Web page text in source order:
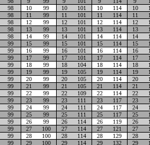
98 10 99 10 101 10 114 10
98 11 99 11 101 11 114 11
98 12 99 12 101 12 114 12
98 13 99 13 101 13 114 13
98 14 99 14 101 14 114 14
99 15 99 15 101 15 114 15
99 16 99 16 101 16 114 16
99 17 99 17 101 17 114 17
99 18 99 18 104 18 114 18
99 19 99 19 105 19 114 19
99 20 99 20 105 20 114 20
99 21 99 21 105 21 114 21
99 22 99 22 109 22 114 22
99 23 99 23 111 23 117 23
99 24 99 24 111 24 117 24
99 25 99 25 111 25 117 25
99 26 99 26 114 26 119 26
99 27 100 27 114 27 121 27
99 28 100 28 114 28 129 28
99 29 100 29 114 29 132 29